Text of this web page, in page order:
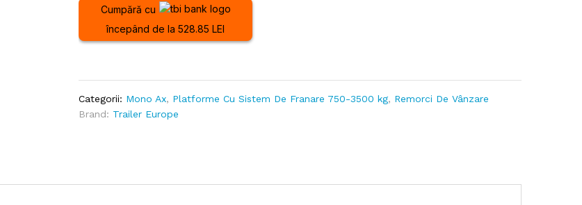
Cumpără cu
începând de la 528.85 LEI
Categorii: Mono Ax, Platforme Cu Sistem De Franare 750-3500 kg, Remorci De Vânzare
Brand: Trailer Europe